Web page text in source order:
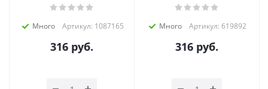
Много Артикул: 1087165
316 руб.
Много Артикул: 619892
316 руб.